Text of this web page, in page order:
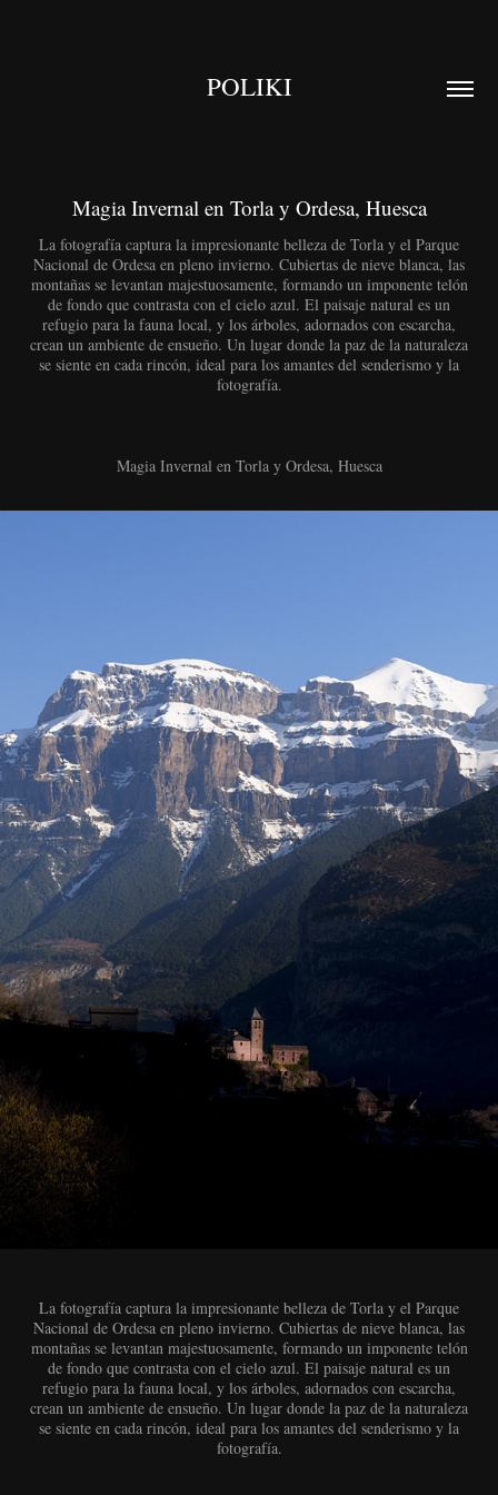
POLIKI
Magia Invernal en Torla y Ordesa, Huesca
La fotografía captura la impresionante belleza de Torla y el Parque
Nacional de Ordesa en pleno invierno. Cubiertas de nieve blanca, las
montañas se levantan majestuosamente, formando un imponente telón
de fondo que contrasta con el cielo azul. El paisaje natural es un
refugio para la fauna local, y los árboles, adornados con escarcha,
crean un ambiente de ensueño. Un lugar donde la paz de la naturaleza
se siente en cada rincón, ideal para los amantes del senderismo y la
fotografía.
Magia Invernal en Torla y Ordesa, Huesca
La fotografía captura la impresionante belleza de Torla y el Parque
Nacional de Ordesa en pleno invierno. Cubiertas de nieve blanca, las
montañas se levantan majestuosamente, formando un imponente telón
de fondo que contrasta con el cielo azul. El paisaje natural es un
refugio para la fauna local, y los árboles, adornados con escarcha,
crean un ambiente de ensueño. Un lugar donde la paz de la naturaleza
se siente en cada rincón, ideal para los amantes del senderismo y la
fotografía.